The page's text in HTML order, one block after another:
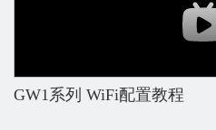
GW1系列 WiFi配置教程